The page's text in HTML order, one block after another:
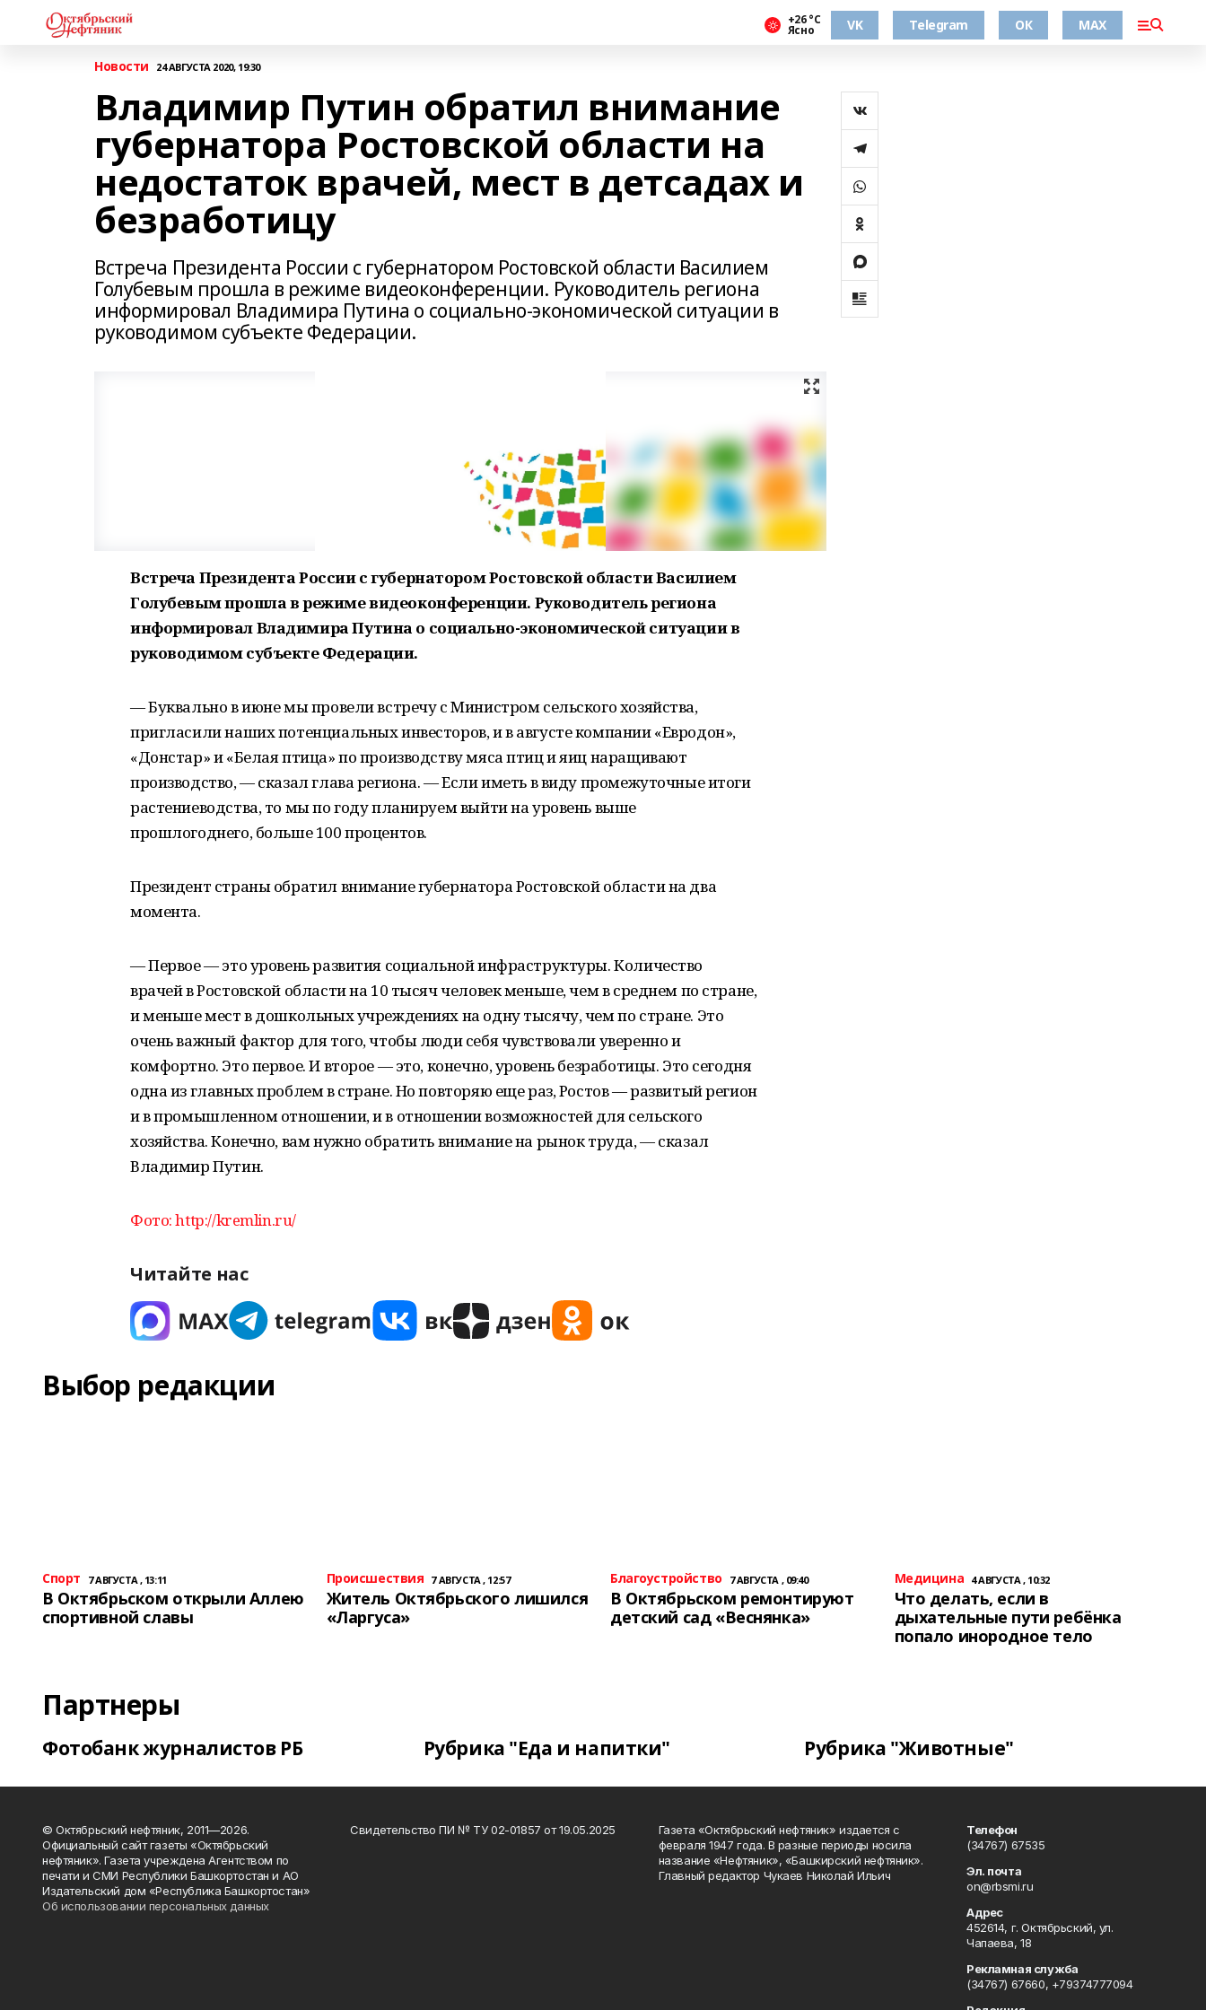
+26 °С
Ясно VK Telegram ОК MAX
Новости 24 АВГУСТА 2020, 19:30
Владимир Путин обратил внимание
губернатора Ростовской области на
недостаток врачей, мест в детсадах и
безработицу
Встреча Президента России с губернатором Ростовской области Василием
Голубевым прошла в режиме видеоконференции. Руководитель региона
информировал Владимира Путина о социально-экономической ситуации в
руководимом субъекте Федерации.
Встреча Президента России с губернатором Ростовской области Василием
Голубевым прошла в режиме видеоконференции. Руководитель региона
информировал Владимира Путина о социально-экономической ситуации в
руководимом субъекте Федерации.
— Буквально в июне мы провели встречу с Министром сельского хозяйства,
пригласили наших потенциальных инвесторов, и в августе компании «Евродон»,
«Донстар» и «Белая птица» по производству мяса птиц и яиц наращивают
производство, — сказал глава региона. — Если иметь в виду промежуточные итоги
растениеводства, то мы по году планируем выйти на уровень выше
прошлогоднего, больше 100 процентов.
Президент страны обратил внимание губернатора Ростовской области на два
момента.
— Первое — это уровень развития социальной инфраструктуры. Количество
врачей в Ростовской области на 10 тысяч человек меньше, чем в среднем по стране,
и меньше мест в дошкольных учреждениях на одну тысячу, чем по стране. Это
очень важный фактор для того, чтобы люди себя чувствовали уверенно и
комфортно. Это первое. И второе — это, конечно, уровень безработицы. Это сегодня
одна из главных проблем в стране. Но повторяю еще раз, Ростов — развитый регион
и в промышленном отношении, и в отношении возможностей для сельского
хозяйства. Конечно, вам нужно обратить внимание на рынок труда, — сказал
Владимир Путин.
Фото: http://kremlin.ru/
Читайте нас
Выбор редакции
Спорт 7 АВГУСТА , 13:11
В Октябрьском открыли Аллею
спортивной славы
Происшествия 7 АВГУСТА , 12:57
Житель Октябрьского лишился
«Ларгуса»
Благоустройство 7 АВГУСТА , 09:40
В Октябрьском ремонтируют
детский сад «Веснянка»
Медицина 4 АВГУСТА , 10:32
Что делать, если в
дыхательные пути ребёнка
попало инородное тело
Партнеры
Фотобанк журналистов РБ Рубрика "Еда и напитки" Рубрика "Животные"
© Октябрьский нефтяник, 2011—2026.
Официальный сайт газеты «Октябрьский
нефтяник». Газета учреждена Агентством по
печати и СМИ Республики Башкортостан и АО
Издательский дом «Республика Башкортостан»
Об использовании персональных данных
Свидетельство ПИ № ТУ 02-01857 от 19.05.2025
Газета «Октябрьский нефтяник» издается с
февраля 1947 года. В разные периоды носила
название «Нефтяник», «Башкирский нефтяник».
Главный редактор Чукаев Николай Ильич
Телефон
(34767) 67535
Эл. почта
on@rbsmi.ru
Адрес
452614, г. Октябрьский, ул.
Чапаева, 18
Рекламная служба
(34767) 67660, +79374777094